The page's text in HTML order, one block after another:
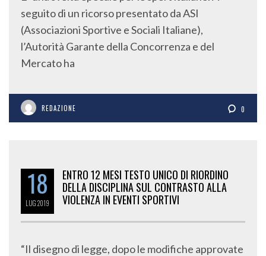
seguito di un ricorso presentato da ASI
(Associazioni Sportive e Sociali Italiane),
l’Autorità Garante della Concorrenza e del
Mercato ha
REDAZIONE 0
18
LUG2019
ENTRO 12 MESI TESTO UNICO DI RIORDINO
DELLA DISCIPLINA SUL CONTRASTO ALLA
VIOLENZA IN EVENTI SPORTIVI
“Il disegno di legge, dopo le modifiche approvate